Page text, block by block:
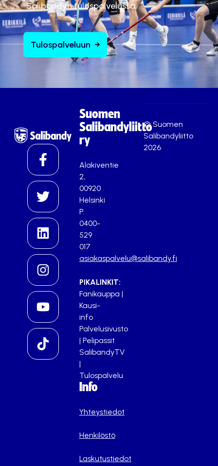
Salibandyn tulospalvelussa.
Tulospalveluun
Suomen
Salibandyliitto
ry
Alakiventie
2,
00920
Helsinki
P.
0400-
529
017
asiakaspalvelu@salibandy.fi
PIKALINKIT:
Fanikauppa |
Kausi-
info
Palvelusivusto
| Pelipassit
SalibandyTV
|
Tulospalvelu
Info
Yhteystiedot
Henkilöstö
Laskutustiedot
© Suomen
Salibandyliitto
2026